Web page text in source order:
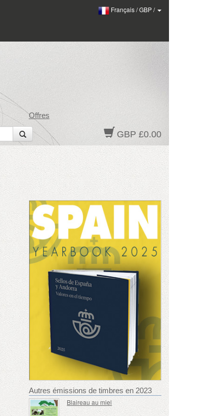
Français/GBP/
Offres
GBP £0.00
Autres émissions de timbres en 2023
Blaireau au miel